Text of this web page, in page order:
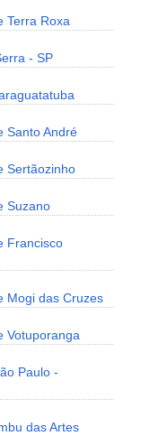
Terra Roxa
- SP
Santo André
Sertãozinho
Suzano
Francisco
Mogi das Cruzes
Votuporanga
Paulo -
das Artes